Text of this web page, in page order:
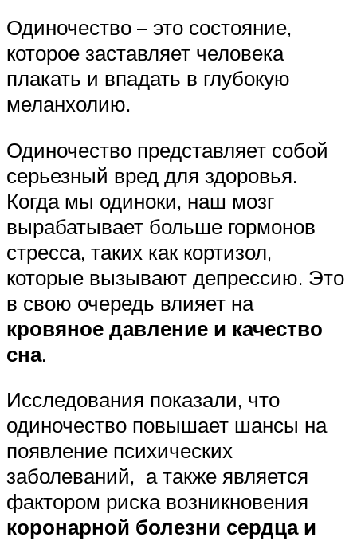
Одиночество – это состояние,
которое заставляет человека
плакать и впадать в глубокую
меланхолию.
Одиночество представляет собой
серьезный вред для здоровья.
Когда мы одиноки, наш мозг
вырабатывает больше гормонов
стресса, таких как кортизол,
которые вызывают депрессию. Это
в свою очередь влияет на
кровяное давление и качество
сна.
Исследования показали, что
одиночество повышает шансы на
появление психических
заболеваний, а также является
фактором риска возникновения
коронарной болезни сердца и